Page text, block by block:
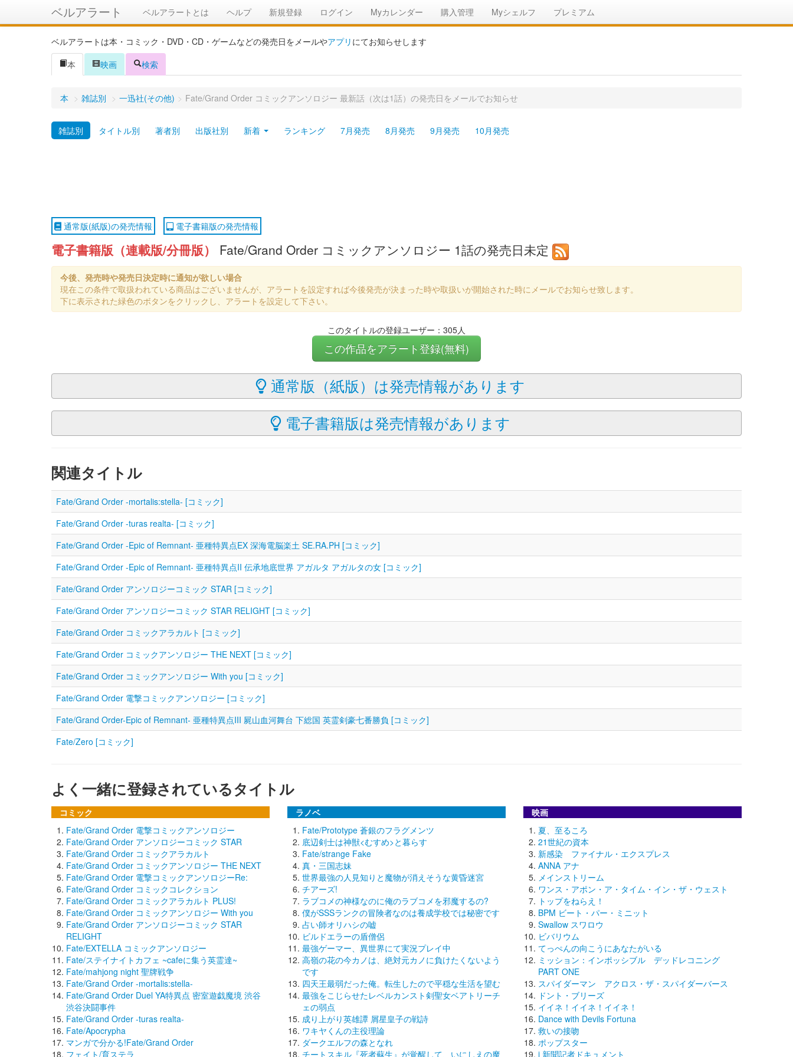
ベルアラート ベルアラートとは ヘルプ 新規登録 ログイン Myカレンダー 購入管理 Myシェルフ プレミアム
ベルアラートは本・コミック・DVD・CD・ゲームなどの発売日をメールやアプリ にてお知らせします
本
映画 検索
本 > 雑誌別 > 一迅社(その他) > Fate/Grand Order コミックアンソロジー 最新話（次は1話）の発売日をメールでお知らせ
雑誌別 タイトル別 著者別 出版社別 新着 ランキング 7月発売 8月発売 9月発売 10月発売
通常版(紙版)の発売情報 電子書籍版の発売情報
電子書籍版（連載版/分冊版） Fate/Grand Order コミックアンソロジー 1話の発売日未定
今後、発売時や発売日決定時に通知が欲しい場合
現在この条件で取扱われている商品はございませんが、アラートを設定すれば今後発売が決まった時や取扱いが開始された時にメールでお知らせ致します。
下に表示された緑色のボタンをクリックし、アラートを設定して下さい。
このタイトルの登録ユーザー：305人
この作品をアラート登録(無料)
通常版（紙版）は発売情報があります
電子書籍版は発売情報があります
関連タイトル
Fate/Grand Order -mortalis:stella- [コミック]
Fate/Grand Order -turas realta- [コミック]
Fate/Grand Order ‐Epic of Remnant‐ 亜種特異点EX 深海電脳楽土 SE.RA.PH [コミック]
Fate/Grand Order ‐Epic of Remnant‐ 亜種特異点II 伝承地底世界 アガルタ アガルタの女 [コミック]
Fate/Grand Order アンソロジーコミック STAR [コミック]
Fate/Grand Order アンソロジーコミック STAR RELIGHT [コミック]
Fate/Grand Order コミックアラカルト [コミック]
Fate/Grand Order コミックアンソロジー THE NEXT [コミック]
Fate/Grand Order コミックアンソロジー With you [コミック]
Fate/Grand Order 電撃コミックアンソロジー [コミック]
Fate/Grand Order-Epic of Remnant- 亜種特異点III 屍山血河舞台 下総国 英霊剣豪七番勝負 [コミック]
Fate/Zero [コミック]
よく一緒に登録されているタイトル
コミック
Fate/Grand Order 電撃コミックアンソロジー
Fate/Grand Order アンソロジーコミック STAR
Fate/Grand Order コミックアラカルト
Fate/Grand Order コミックアンソロジー THE NEXT
Fate/Grand Order 電撃コミックアンソロジーRe:
Fate/Grand Order コミックコレクション
Fate/Grand Order コミックアラカルト PLUS!
Fate/Grand Order コミックアンソロジー With you
Fate/Grand Order アンソロジーコミック STAR
RELIGHT
Fate/EXTELLA コミックアンソロジー
Fate/ステイナイトカフェ ~cafeに集う英霊達~
Fate/mahjong night 聖牌戦争
Fate/Grand Order -mortalis:stella-
Fate/Grand Order Duel YA特異点 密室遊戯魔境 渋谷
渋谷決闘事件
Fate/Grand Order -turas realta-
Fate/Apocrypha
マンガで分かる!Fate/Grand Order
フェイト/育ステラ
ラノベ
Fate/Prototype 蒼銀のフラグメンツ
底辺剣士は神獣<むすめ>と暮らす
Fate/strange Fake
真・三国志妹
世界最強の人見知りと魔物が消えそうな黄昏迷宮
チアーズ!
ラブコメの神様なのに俺のラブコメを邪魔するの?
僕がSSSランクの冒険者なのは養成学校では秘密です
占い師オリハシの嘘
ビルドエラーの盾僧侶
最強ゲーマー、異世界にて実況プレイ中
高嶺の花の今カノは、絶対元カノに負けたくないよう
です
四天王最弱だった俺。転生したので平穏な生活を望む
最強をこじらせたレベルカンスト剣聖女ベアトリーチ
ェの弱点
成り上がり英雄譚 屑星皇子の戦詩
ワキヤくんの主役理論
ダークエルフの森となれ
チートスキル『死者蘇生』が覚醒して、いにしえの魔
映画
夏、至るころ
21世紀の資本
新感染 ファイナル・エクスプレス
ANNA アナ
メインストリーム
ワンス・アポン・ア・タイム・イン・ザ・ウェスト
トップをねらえ！
BPM ビート・パー・ミニット
Swallow スワロウ
ビバリウム
てっぺんの向こうにあなたがいる
ミッション：インポッシブル デッドレコニング
PART ONE
スパイダーマン アクロス・ザ・スパイダーバース
ドント・ブリーズ
イイネ！イイネ！イイネ！
Dance with Devils Fortuna
救いの接吻
ポップスター
i 新聞記者ドキュメント